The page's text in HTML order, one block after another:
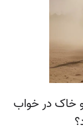
خاک در خواب